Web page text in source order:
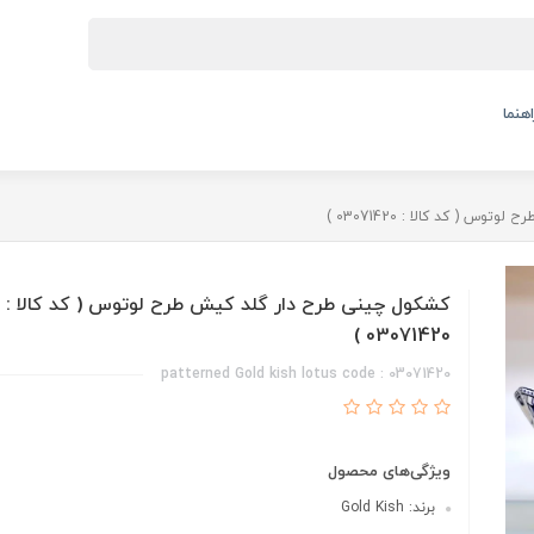
( کد کالا : 03071420 )
کشکول چینی طرح دار گلد کیش طرح لوتوس ( کد کالا :
03071420 )
patterned Gold kish lotus code : 03071420
ویژگی‌های محصول
برند: Gold Kish